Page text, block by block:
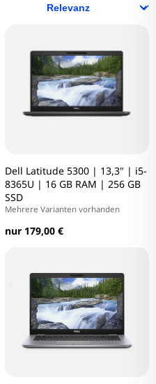
Dell Latitude 5300 | 13,3" | i5-
8365U | 16 GB RAM | 256 GB
SSD
Mehrere Varianten vorhanden
nur 179,00 €